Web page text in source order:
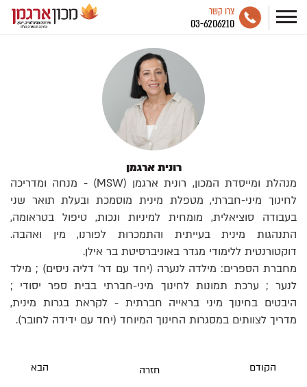
צרו קשר
03-6206210
רונית ארגמן
מנהלת ומייסדת המכון, רונית ארגמן (MSW) - מנחה ומדריכה
לחינוך מיני-חברתי, מטפלת מינית מוסמכת ובעלת תואר שני
בעבודה סוציאלית, מומחית למיניות ונכות, טיפול בטראומה,
התנהגות מינית בעייתית והתמכרות לפורנו, מין ואהבה.
דוקטורנטית ללימודי מגדר באוניברסיטת בר אילן.
מחברת הספרים: מילדה לנערה (יחד עם דר' דליה ניסים) ; מילד
לנער ; ערכת תמונות לחינוך מיני-חברתי בבית ספר יסודי ;
היבטים בחינוך מיני בראייה חברתית - לקראת בגרות מינית,
מדריך לצוותים במסגרות החינוך המיוחד (יחד עם ידידה לחובר).
הקודם חזרה הבא